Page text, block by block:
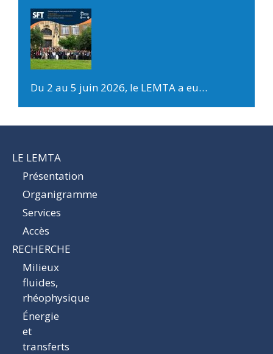
Du 2 au 5 juin 2026, le LEMTA a eu…
LE LEMTA
Présentation
Organigramme
Services
Accès
RECHERCHE
Milieux
fluides,
rhéophysique
Énergie
et
transferts